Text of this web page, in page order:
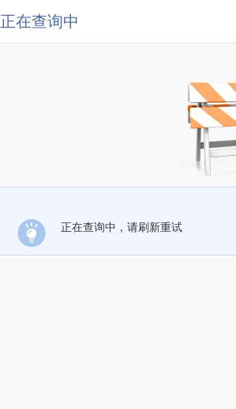
正在查询中
正在查询中，请刷新重试